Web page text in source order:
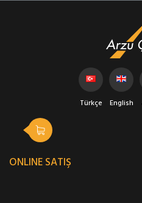
Türkçe English
ONLINE SATIŞ